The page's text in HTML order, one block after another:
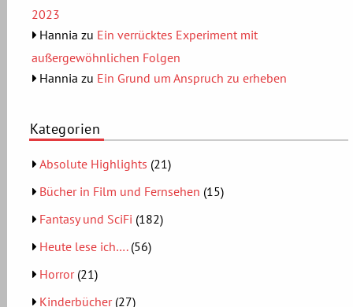
2023
Hannia zu Ein verrücktes Experiment mit
außergewöhnlichen Folgen
Hannia zu Ein Grund um Anspruch zu erheben
Kategorien
Absolute Highlights (21)
Bücher in Film und Fernsehen (15)
Fantasy und SciFi (182)
Heute lese ich….(56)
Horror(21)
Kinderbücher(27)